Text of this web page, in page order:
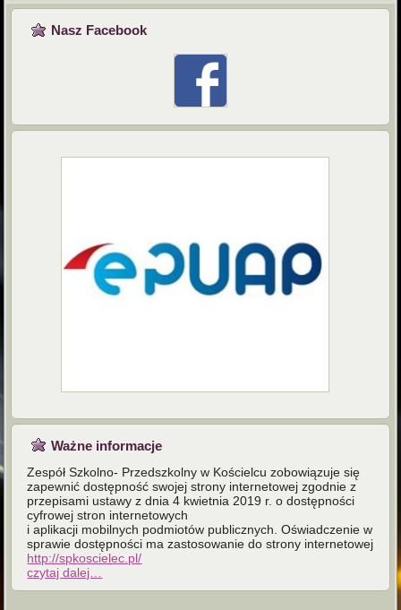
Nasz Facebook
Ważne informacje
Zespół Szkolno- Przedszkolny w Kościelcu zobowiązuje się
zapewnić dostępność swojej strony internetowej zgodnie z
przepisami ustawy z dnia 4 kwietnia 2019 r. o dostępności
cyfrowej stron internetowych
i aplikacji mobilnych podmiotów publicznych. Oświadczenie w
sprawie dostępności ma zastosowanie do strony internetowej
http://spkoscielec.pl/
czytaj dalej…